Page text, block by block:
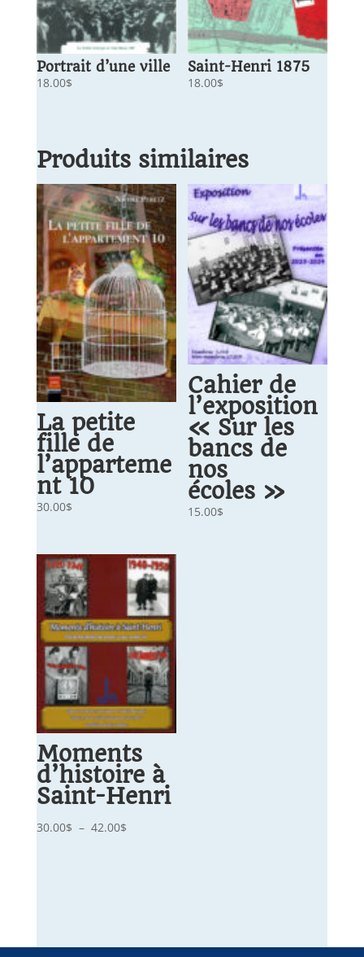
Portrait d’une ville
18.00$
Saint-Henri 1875
18.00$
Produits similaires
La petite
fille de
l’apparteme
nt 10
30.00$
Cahier de
l’exposition
« Sur les
bancs de
nos
écoles »
15.00$
Moments
d’histoire à
Saint-Henri
30.00$ – 42.00$Plage